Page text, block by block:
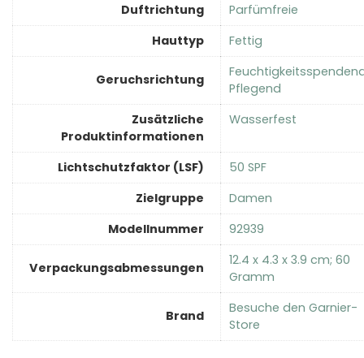
Duftrichtung
‎Parfümfreie
Hauttyp
‎Fettig
Geruchsrichtung
Pflegend
Zusätzliche
Produktinformationen
‎Wasserfest
Lichtschutzfaktor (LSF)
‎50 SPF
Zielgruppe
‎Damen
Modellnummer
‎92939
Verpackungsabmessungen
‎12.4 x 4.3 x 3.9 cm; 60
Gramm
Brand
Besuche den Garnier-
Store